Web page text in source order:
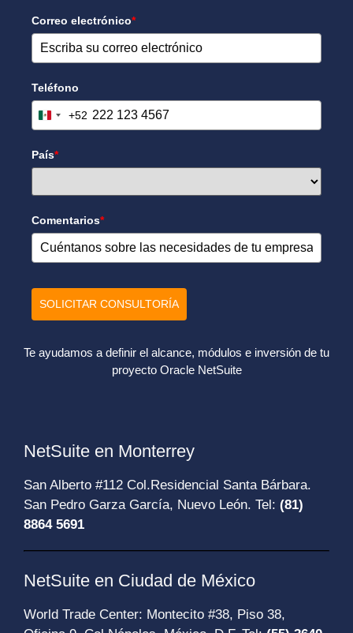
Correo electrónico*
Teléfono
Mexico +52
+52
País*
Comentarios*
SOLICITAR CONSULTORÍA
Te ayudamos a definir el alcance, módulos e inversión de tu
proyecto Oracle NetSuite
NetSuite en Monterrey
San Alberto #112 Col.Residencial Santa Bárbara.
San Pedro Garza García, Nuevo León. Tel: (81)
8864 5691
NetSuite en Ciudad de México
World Trade Center: Montecito #38, Piso 38,